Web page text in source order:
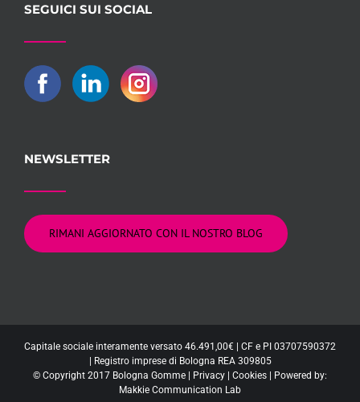
SEGUICI SUI SOCIAL
NEWSLETTER
RIMANI AGGIORNATO CON IL NOSTRO BLOG
Capitale sociale interamente versato 46.491,00€ | CF e PI 03707590372
| Registro imprese di Bologna REA 309805
© Copyright 2017 Bologna Gomme | Privacy | Cookies | Powered by:
Makkie Communication Lab